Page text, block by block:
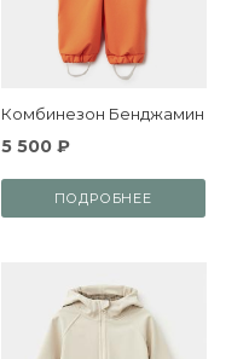
Комбинезон Бенджамин
5 500 ₽
ПОДРОБНЕЕ